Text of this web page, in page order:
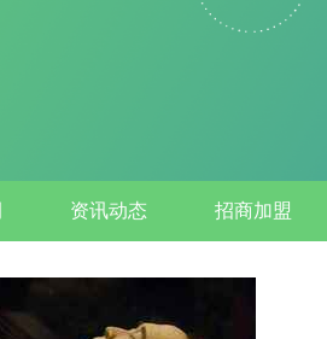
资讯动态 招商加盟